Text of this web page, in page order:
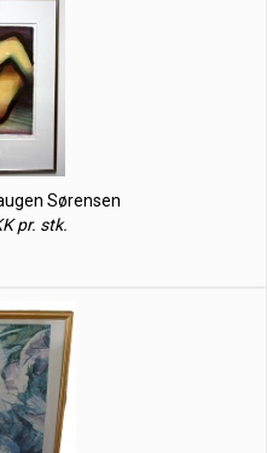
Sørensen
pr. stk.